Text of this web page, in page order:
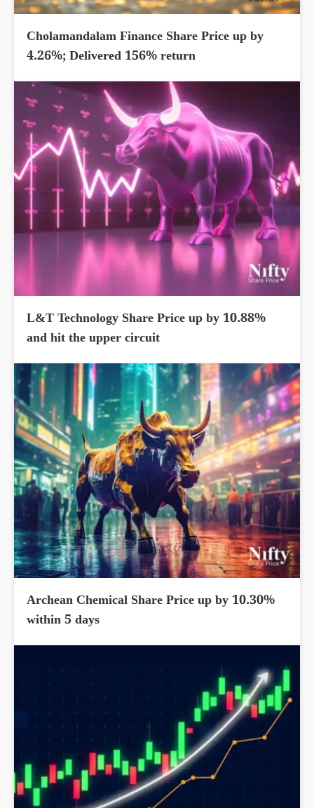
Cholamandalam Finance Share Price up by
4.26%; Delivered 156% return
L&T Technology Share Price up by 10.88%
and hit the upper circuit
Archean Chemical Share Price up by 10.30%
within 5 days